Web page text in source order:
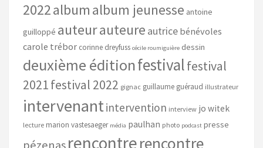
2022album album jeunesse antoine
guilloppé auteurauteure autrice bénévoles
carole trébor corinne dreyfuss cécile roumiguière dessin
deuxième éditionfestivalfestival
2021festival 2022 gignac guillaume guéraud illustrateur
intervenantintervention interview jo witek
lecture marion vastesaeger média paulhan photo podcast presse
rencontrerencontre